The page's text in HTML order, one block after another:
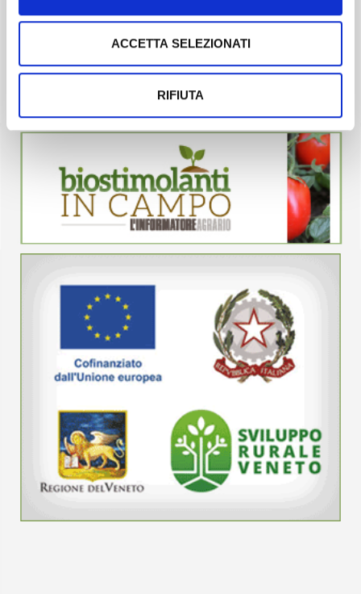
ACCETTA SELEZIONATI
RIFIUTA